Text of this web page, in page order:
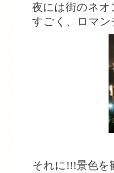
夜には街のネ
すごく、ロマン
それに!!!景色を